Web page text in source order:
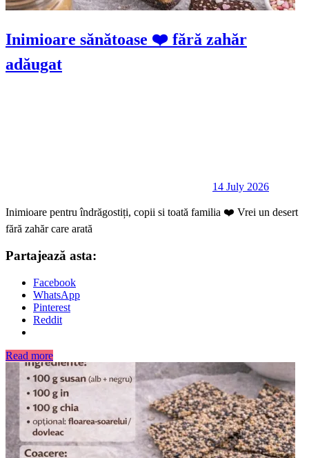
Inimioare sănătoase ❤️ fără zahăr
adăugat
14 July 2026
Inimioare pentru îndrăgostiți, copii si toată familia ❤️ Vrei un desert
fără zahăr care arată
Partajează asta:
Facebook
WhatsApp
Pinterest
Reddit
Read more